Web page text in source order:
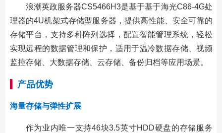
浪潮英政服务器CS5466H3是基于基于海光C86-4G处
理器的4U机架式存储型服务器，提供高性能、安全可靠的
存储平台，支持多种阵列选择，配置智能管理系统，轻松
实现远程的数据管理和保护，适用于温冷数据存储、视频
监控存储、大数据存储、云存储、备份归档等应用场景。
产品优势
海量存储与弹性扩展
作为业内唯一支持46块3.5英寸HDD硬盘的存储服务